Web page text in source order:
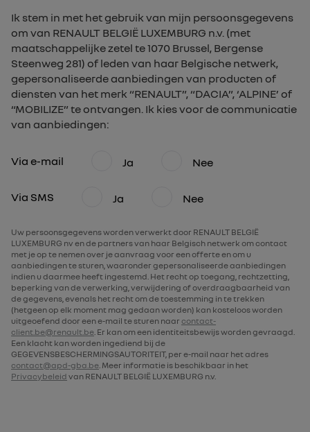
Ik stem in met het gebruik van mijn persoonsgegevens
om van RENAULT BELGIË LUXEMBURG n.v. (met
maatschappelijke zetel te 1070 Brussel, Bergense
Steenweg 281) of leden van haar Belgische netwerk,
gepersonaliseerde aanbiedingen van producten of
diensten van het merk “RENAULT”, “DACIA”, ‘ALPINE’ of
“MOBILIZE” te ontvangen. Ik kies voor de communicatie
van aanbiedingen:
Via e-mail Ja Nee
Via SMS Ja Nee
Uw persoonsgegevens worden verwerkt door RENAULT BELGIË
LUXEMBURG nv en de partners van haar Belgisch netwerk om contact
met je op te nemen over je aanvraag voor een offerte en om u
aanbiedingen te sturen, waaronder gepersonaliseerde aanbiedingen
indien u daarmee heeft ingestemd. Het recht op toegang, rechtzetting,
beperking van de verwerking, verwijdering of overdraagbaarheid van
de gegevens, evenals het recht om de toestemming in te trekken
(hetgeen op elk moment mag gedaan worden) kan kosteloos worden
uitgeoefend door een e-mail te sturen naar contact-
client.be@renault.be. Er kan om een identiteitsbewijs worden gevraagd.
Een klacht kan worden ingediend bij de
GEGEVENSBESCHERMINGSAUTORITEIT, per e-mail naar het adres
contact@apd-gba.be. Meer informatie is beschikbaar in het
Privacybeleid van RENAULT BELGIË LUXEMBURG n.v.